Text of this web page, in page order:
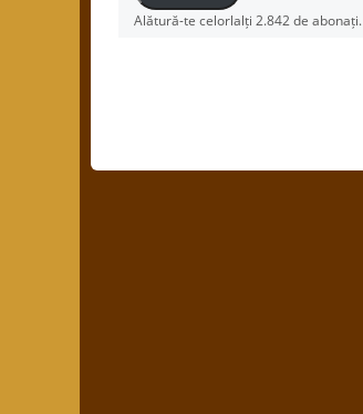
Alătură-te celorlalți 2.842 de abonați.